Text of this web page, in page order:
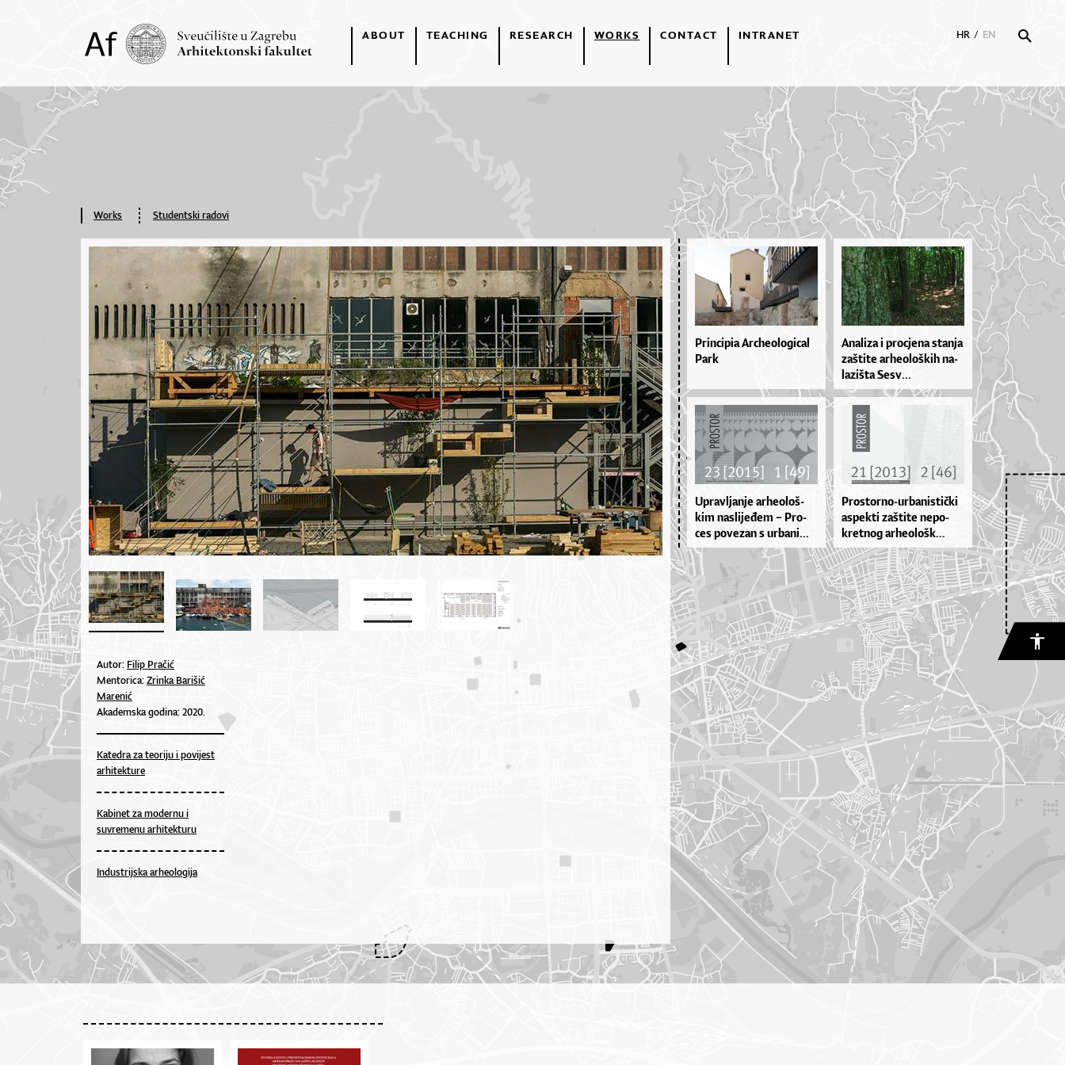
ABOUT TEACHING RESEARCH WORKS CONTACT INTRANET HR / EN
Works Studentski radovi
Autor: Filip Pračić
Mentorica:Zrinka Barišić
Marenić
Akademska godina: 2020.
Katedra za teoriju i povijest
arhitekture
Kabinet za modernu i
suvremenu arhitekturu
Industrijska arheologija
Principia Archeological
Park
Ana­li­za i pro­cje­na stan­ja
zaš­ti­te ar­he­o­loš­kih na­
la­ziš­ta Se­sv...
Uprav­lja­nje ar­he­o­loš­
kim na­sli­je­đem – Pro­
ces po­ve­zan s ur­ba­ni...
Pros­tor­no­-ur­ba­nis­ti­čki
as­pek­ti zaš­ti­te ne­po­
kret­nog ar­he­o­lo­šk...